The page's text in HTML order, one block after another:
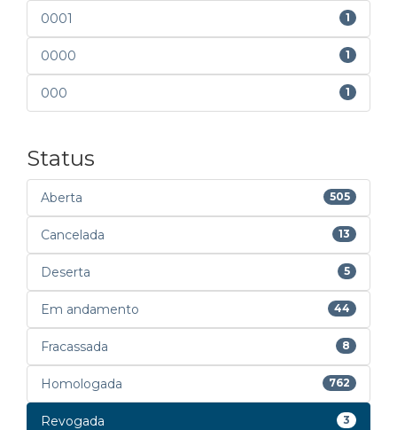
0001 1
0000 1
000 1
Status
Aberta 505
Cancelada 13
Deserta 5
Em andamento 44
Fracassada 8
Homologada 762
Revogada 3